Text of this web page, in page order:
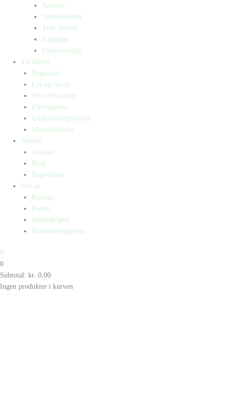
Krimier
Skønlitteratur
True Stories
Fagbøger
Undervisning
Til lærere
Bogkasser
Lix og let-tal
Universlæsning
Elevopgaver
Undervisningsforløb
Messekalender
Aktuelt
Artikler
Blog
Bogtrailere
Om os
Kontakt
Presse
Manuskripter
Handelsbetingelser
0
0
Subtotal: kr. 0,00
Ingen produkter i kurven